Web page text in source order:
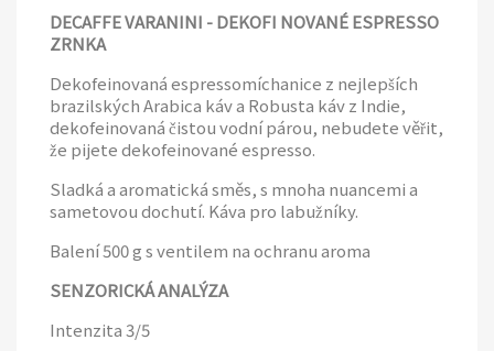
DECAFFE VARANINI - DEKOFI NOVANÉ ESPRESSO
ZRNKA
Dekofeinovaná espressomíchanice z nejlepších
brazilských Arabica káv a Robusta káv z Indie,
dekofeinovaná čistou vodní párou, nebudete věřit,
že pijete dekofeinované espresso.
Sladká a aromatická směs, s mnoha nuancemi a
sametovou dochutí. Káva pro labužníky.
Balení 500 g s ventilem na ochranu aroma
SENZORICKÁ ANALÝZA
Intenzita 3/5